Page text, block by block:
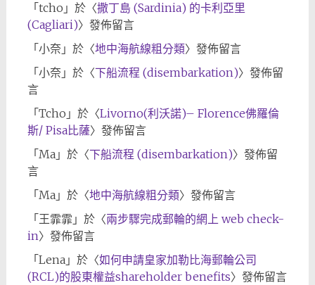
「 tcho 」於〈撒丁島 (Sardinia) 的卡利亞里
(Cagliari)〉發佈留言
「 小奈」於〈地中海航線粗分類〉發佈留言
「 小奈」於〈下船流程 (disembarkation)〉發佈留
言
「 Tcho 」於〈Livorno(利沃諾)– Florence佛羅倫
斯/ Pisa比薩〉發佈留言
「 Ma」於〈下船流程 (disembarkation)〉發佈留
言
「 Ma」於〈地中海航線粗分類〉發佈留言
「 王霏霏」於〈兩步驟完成郵輪的網上 web check-
in〉發佈留言
「 Lena」於〈如何申請皇家加勒比海郵輪公司
(RCL)的股東權益shareholder benefits〉發佈留言